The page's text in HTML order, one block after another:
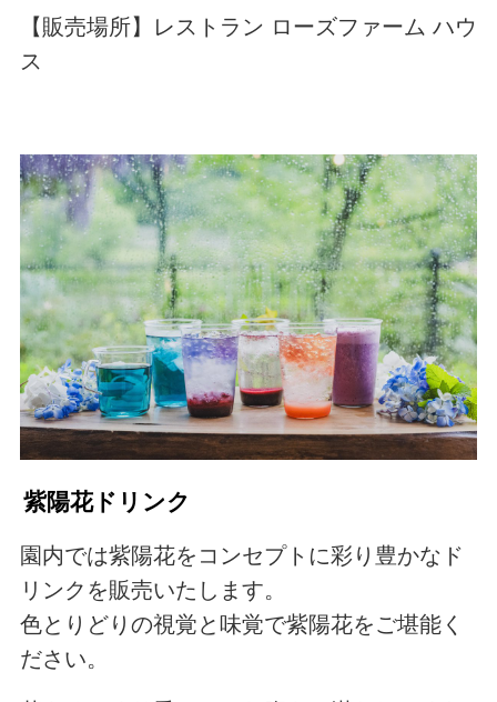
【販売場所】レストラン ローズファーム ハウ
ス
紫陽花ドリンク
園内では紫陽花をコンセプトに彩り豊かなド
リンクを販売いたします。
色とりどりの視覚と味覚で紫陽花をご堪能く
ださい。